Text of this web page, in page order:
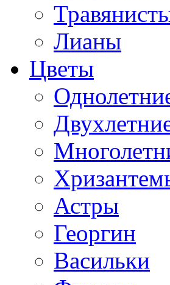
Лианы
Цветы
Астры
Георгин
Васильки